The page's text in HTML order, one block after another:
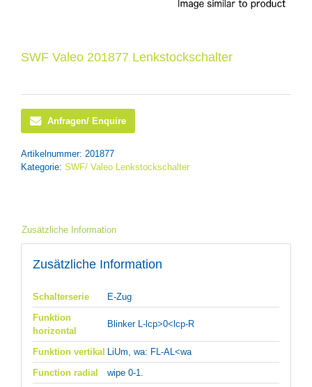
SWF Valeo 201877 Lenkstockschalter
Anfragen/ Enquire
Artikelnummer: 201877
Kategorie: SWF/ Valeo Lenkstockschalter
Zusätzliche Information
Zusätzliche Information
Schalterserie
E-Zug
Funktion
horizontal
Blinker L-lcp>0<lcp-R
Funktion vertikal
LiUm, wa: FL-AL<wa
Function radial
wipe 0-1.